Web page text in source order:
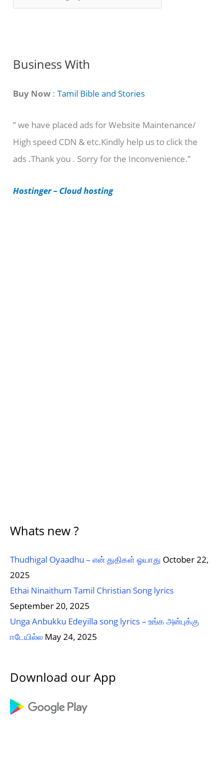
o
C
t
g
o
r
e
Business With
Buy Now :Tamil Bible and Stories
” we have placed ads for Website Maintenance/
High speed CDN & etc.Kindly help us to click the
ads .Thank you . Sorry for the Inconvenience.”
Hostinger – Cloud hosting
Whats new ?
Thudhigal Oyaadhu – என் துதிகள் ஓயாது October 22,
2025
Ethai Ninaithum Tamil Christian Song lyrics
September 20, 2025
Unga Anbukku Edeyilla song lyrics – உங்க அன்புக்கு
ஈடேயில்ல May 24, 2025
Download our App